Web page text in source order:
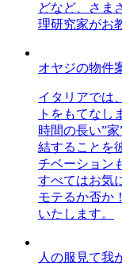
どなど、さま
理研究家がお
オヤジの物件
イタリアでは
トをもてなし
時間の長い”
結することを
チベーション
すべてはお気
モテるか否か
いたします。
人の服見て我